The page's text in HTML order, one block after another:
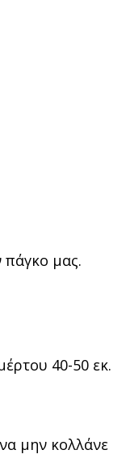
πάγκο μας.
40-50 εκ.
μην κολλάνε